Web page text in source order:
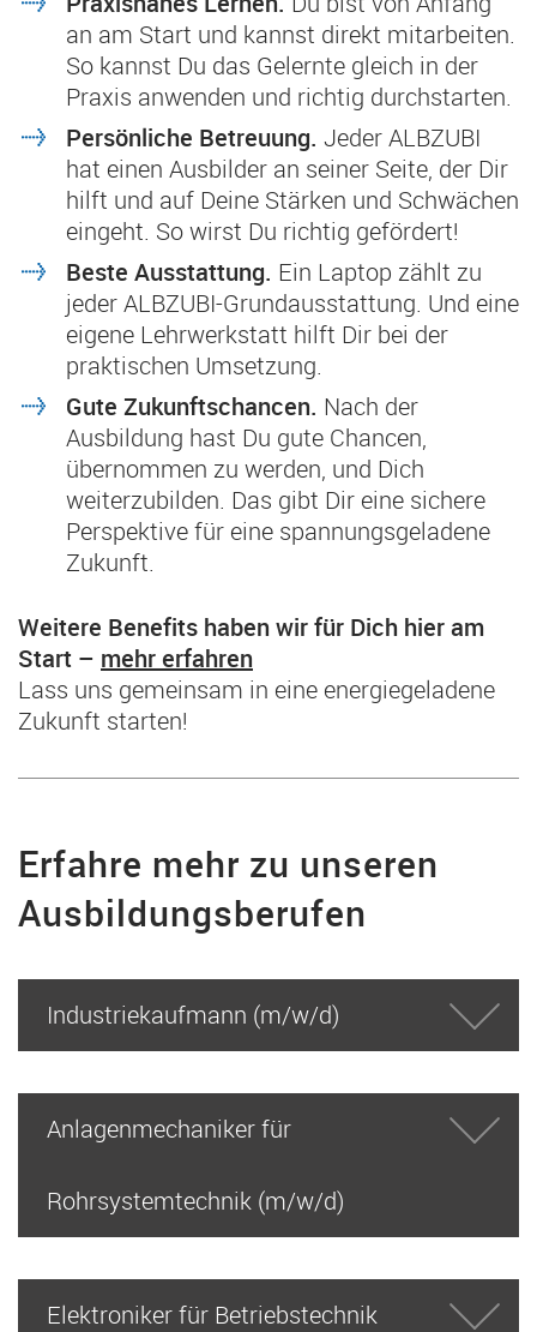
an am Start und kannst direkt mitarbeiten.
So kannst Du das Gelernte gleich in der
Praxis anwenden und richtig durchstarten.
Persönliche Betreuung. Jeder ALBZUBI
hat einen Ausbilder an seiner Seite, der Dir
hilft und auf Deine Stärken und Schwächen
eingeht. So wirst Du richtig gefördert!
Beste Ausstattung. Ein Laptop zählt zu
jeder ALBZUBI-Grundausstattung. Und eine
eigene Lehrwerkstatt hilft Dir bei der
praktischen Umsetzung.
Gute Zukunftschancen. Nach der
Ausbildung hast Du gute Chancen,
übernommen zu werden, und Dich
weiterzubilden. Das gibt Dir eine sichere
Perspektive für eine spannungsgeladene
Zukunft.
Weitere Benefits haben wir für Dich hier am
Start – mehr erfahren
Lass uns gemeinsam in eine energiegeladene
Zukunft starten!
Erfahre mehr zu unseren
Ausbildungsberufen
Industriekaufmann (m/w/d)
Anlagenmechaniker für
Rohrsystemtechnik (m/w/d)
Elektroniker für Betriebstechnik